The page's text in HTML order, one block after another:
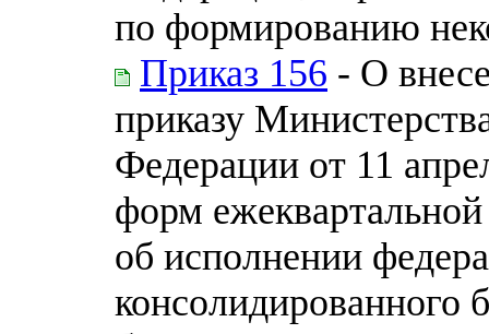
по формированию
Приказ 156 - О
приказу
Федерации от 11
форм
об исполнении
консолидированного